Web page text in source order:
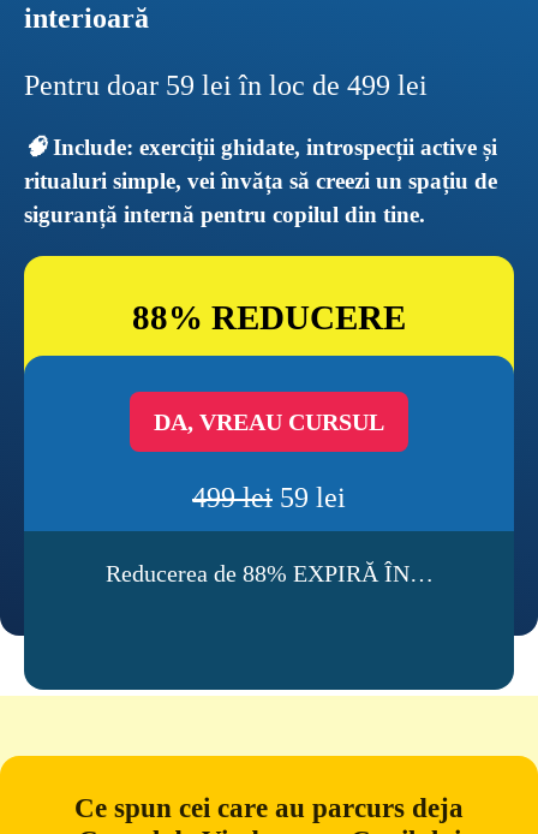
interioară
Pentru doar 59 lei în loc de 499 lei
🧠 Include: exerciții ghidate, introspecții active și
ritualuri simple, vei învăța să creezi un spațiu de
siguranță internă pentru copilul din tine.
88% REDUCERE
DA, VREAU CURSUL
499 lei 59 lei
Reducerea de 88% EXPIRĂ ÎN…
Ce spun cei care au parcurs deja